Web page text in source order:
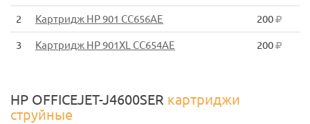
2 Картридж HP 901 CC656AE 200
3 Картридж HP 901XL CC654AE 200
HP OFFICEJET-J4600SER картриджи
струйные